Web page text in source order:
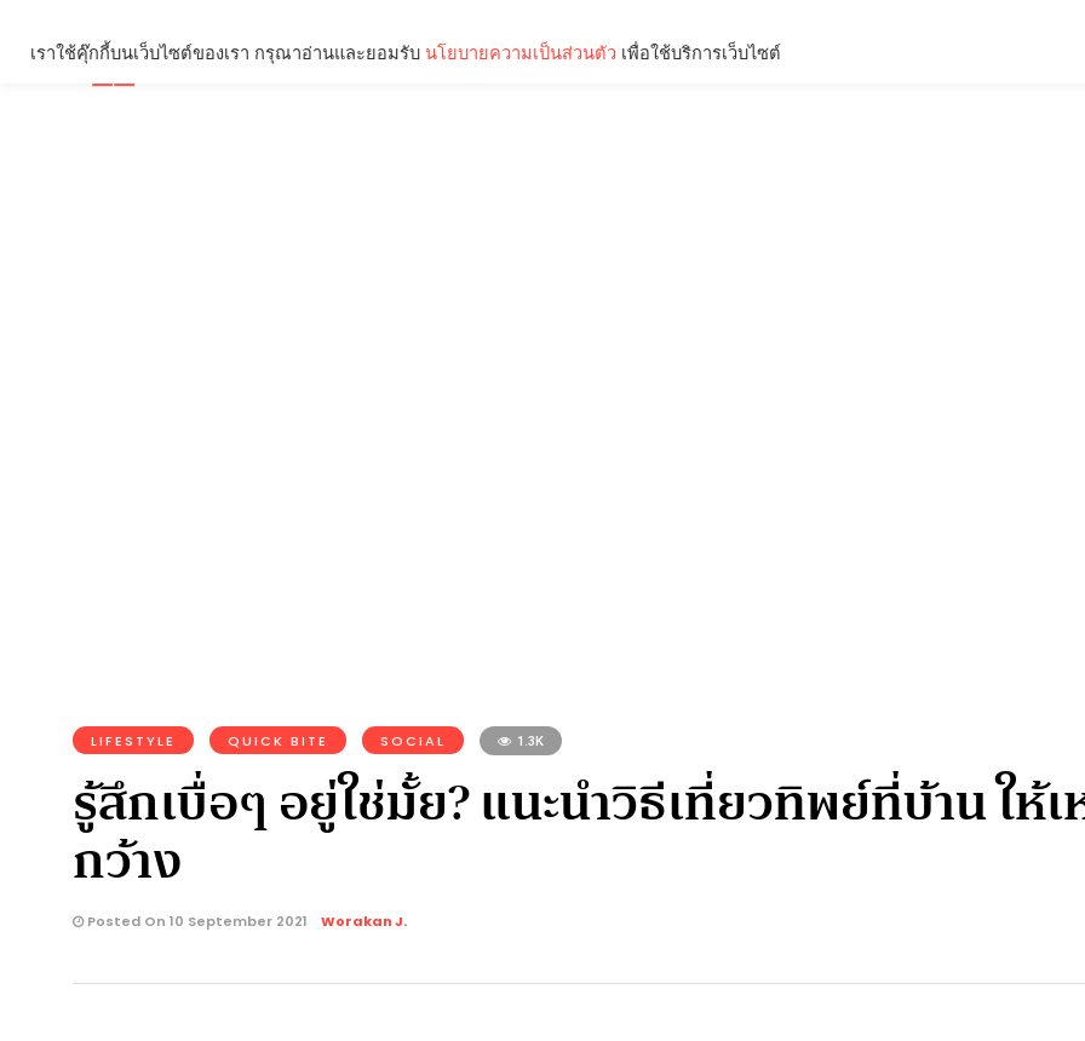
LIFESTYLE QUICK BITE SOCIAL 1.3K
รู้สึกเบื่อๆ อยู่ใช่มั้ย? แนะนำวิธีเที่ยวทิพย์ที่บ้าน ให้
กว้าง
Posted On 10 September 2021 Worakan J.
เราใช้คุ๊กกี้บนเว็บไซต์ของเรา กรุณาอ่านและยอมรับ นโยบายความเป็นส่วนตัว เพื่อใช้บริการเว็บไซต์